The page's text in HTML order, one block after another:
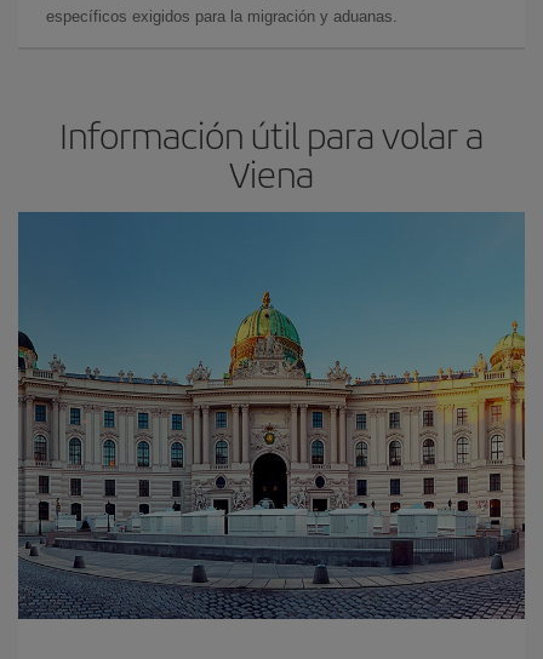
específicos exigidos para la migración y aduanas.
Información útil para volar a
Viena